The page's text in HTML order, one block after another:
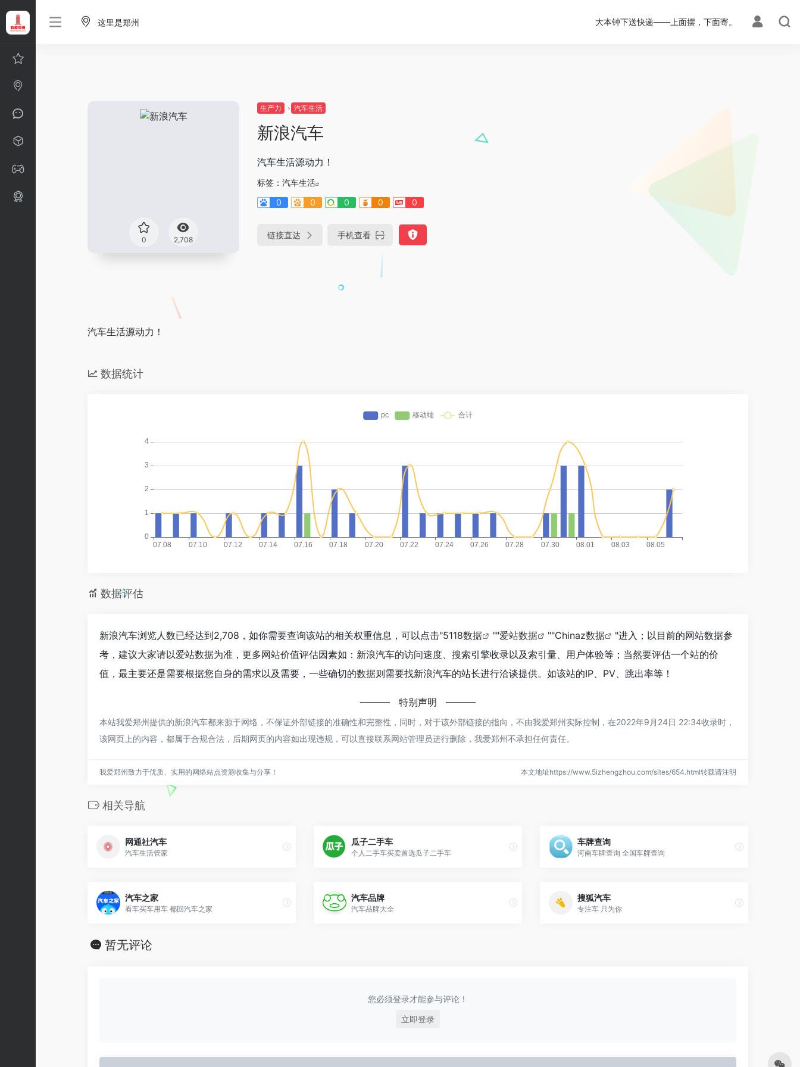
这里是郑州 大本钟下送快递——上面摆，下面寄。
0 2,708
生产力 汽车生活
新浪汽车
汽车生活源动力！
标签： 汽车生活
0
0 0 0 0
链接直达 手机查看
汽车生活源动力！
数据统计
数据评估
新浪汽车浏览人数已经达到2,708，如你需要查询该站的相关权重信息，可以点击"5118数据 ""爱站数据 ""Chinaz数据
"进入；以目前的网站数据参
考，建议大家请以爱站数据为准，更多网站价值评估因素如：新浪汽车的访问速度、搜索引擎收录以及索引量、用户体验等；当然要评估一个站的价
值，最主要还是需要根据您自身的需求以及需要，一些确切的数据则需要找新浪汽车的站长进行洽谈提供。如该站的IP、PV、跳出率等！
特别声明
本站我爱郑州提供的新浪汽车都来源于网络，不保证外部链接的准确性和完整性，同时，对于该外部链接的指向，不由我爱郑州实际控制，在2022年9月24日 22:34收录时，
该网页上的内容，都属于合规合法，后期网页的内容如出现违规，可以直接联系网站管理员进行删除，我爱郑州不承担任何责任。
我爱郑州致力于优质、实用的网络站点资源收集与分享！ 本文地址https://www.5izhengzhou.com/sites/654.html转载请注明
相关导航
网通社汽车
汽车生活管家
瓜子二手车
个人二手车买卖首选瓜子二手车
车牌查询
河南车牌查询 全国车牌查询
汽车之家
看车买车用车 都回汽车之家
汽车品牌
汽车品牌大全
搜狐汽车
专注车 只为你
暂无评论
您必须登录才能参与评论！
立即登录